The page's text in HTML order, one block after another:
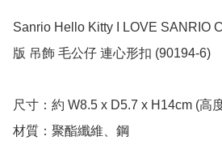
Sanrio Hello Kitty I LOVE SANRIO
版 吊飾 毛公仔 連心形扣 (90194-6)
尺寸：約 W8.5 x D5.7 x H14cm (高
材質：聚酯纖維、鋼